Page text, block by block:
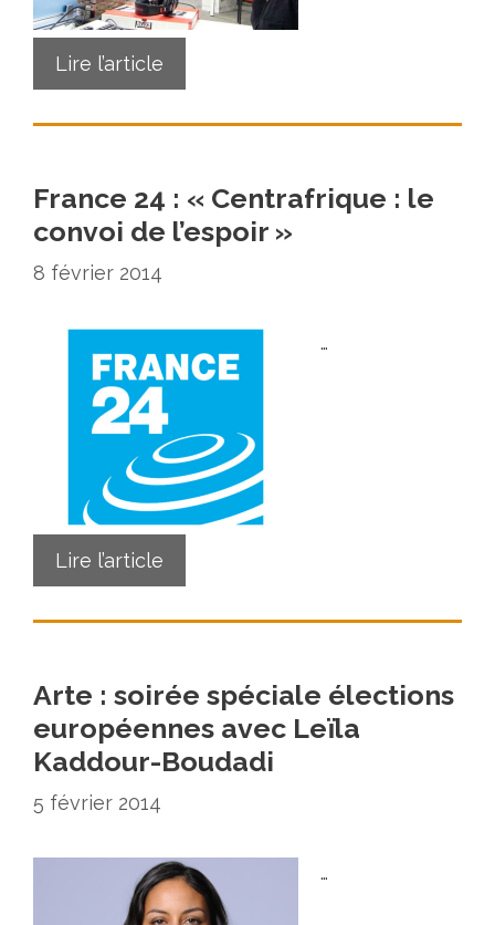
Lire l’article
France 24 : « Centrafrique : le
convoi de l’espoir »
8 février 2014
…
Lire l’article
Arte : soirée spéciale élections
européennes avec Leïla
Kaddour-Boudadi
5 février 2014
…